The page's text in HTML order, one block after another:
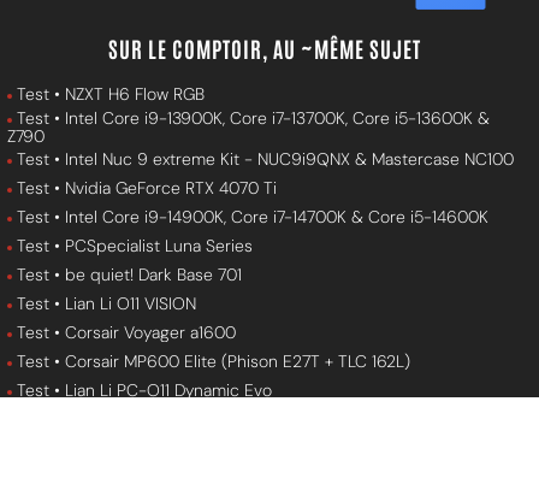
SUR LE COMPTOIR, AU ~MÊME SUJET
Test • NZXT H6 Flow RGB
Test • Intel Core i9-13900K, Core i7-13700K, Core i5-13600K &
Z790
Test • Intel Nuc 9 extreme Kit - NUC9i9QNX & Mastercase NC100
Test • Nvidia GeForce RTX 4070 Ti
Test • Intel Core i9-14900K, Core i7-14700K & Core i5-14600K
Test • PCSpecialist Luna Series
Test • be quiet! Dark Base 701
Test • Lian Li O11 VISION
Test • Corsair Voyager a1600
Test • Corsair MP600 Elite (Phison E27T + TLC 162L)
Test • Lian Li PC-O11 Dynamic Evo